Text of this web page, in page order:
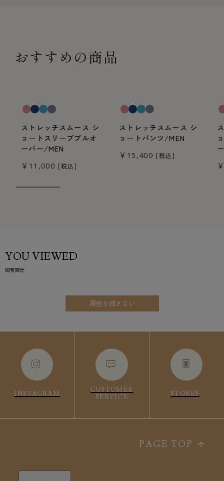
おすすめの商品
ストレッチスムース シ
ョートスリーブプルオ
ーバー/MEN
￥11,000 [税込]
ストレッチスムース シ
ョートパンツ/MEN
￥15,400 [税込]
YOU VIEWED
閲覧履歴
履歴を残さない
INSTAGRAM
CUSTOMER
SERVICE
STORES
PAGE TOP